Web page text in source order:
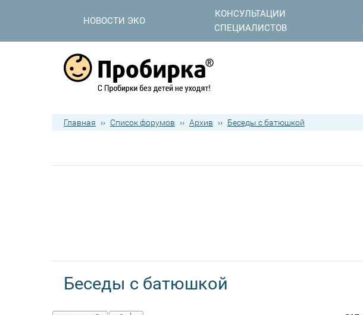
НОВОСТИ ЭКО
КОНСУЛЬТАЦИИ
СПЕЦИАЛИСТОВ
Главная ›› Список форумов ›› Архив ›› Беседы с батюшкой
Беседы с батюшкой